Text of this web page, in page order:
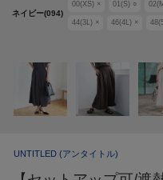
ネイビー(094)
00(XS) × 01(S) ○
44(3L) × 46(4L) ×
UNTITLED (アンタイトル)